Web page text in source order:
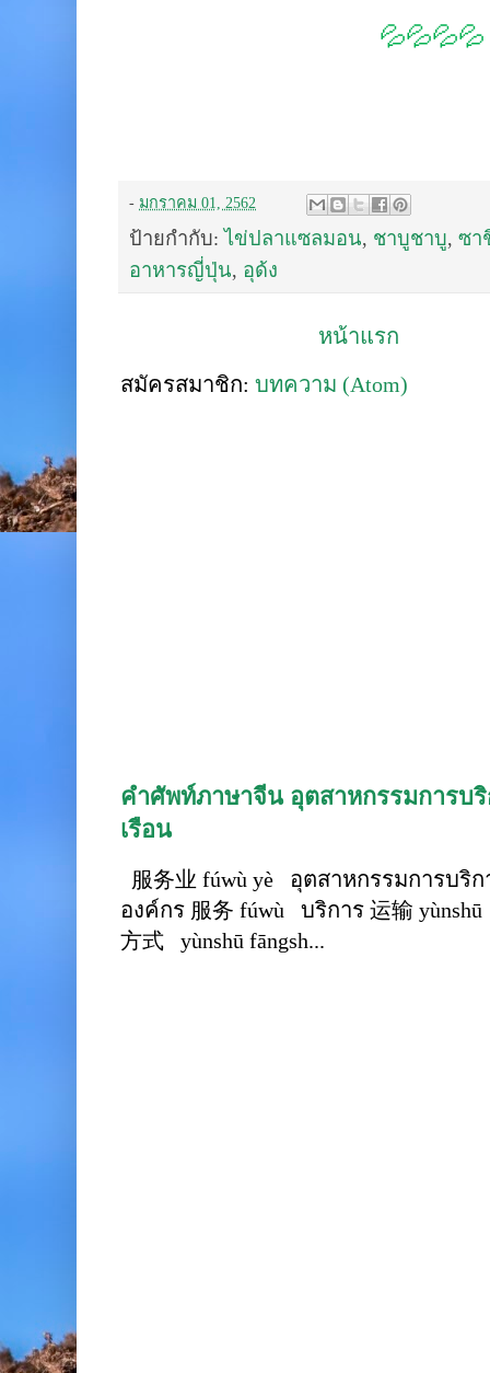
💦💦💦💦
- มกราคม 01, 2562
ป้ายกำกับ: ไข่ปลาแซลมอน, ชาบูชาบู, ซา
อาหารญี่ปุ่น, อุด้ง
หน้าแรก
สมัครสมาชิก: บทความ (Atom)
คำศัพท์ภาษาจีน อุตสาหกรรมการบ
เรือน
服务业 fúwù yè อุตสาหกรรมการบริ
องค์กร 服务 fúwù บริการ 运输
方式 yùnshū fāngsh...